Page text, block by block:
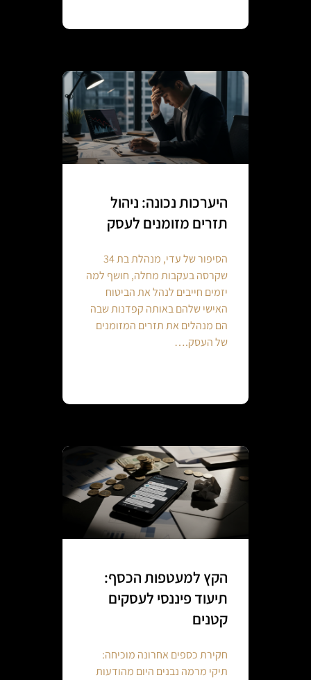
היערכות נכונה: ניהול
תזרים מזומנים לעסק
הסיפור של עדי, מנהלת בת 34
שקרסה בעקבות מחלה, חושף למה
יזמים חייבים לנהל את הביטוח
האישי שלהם באותה קפדנות שבה
הם מנהלים את תזרים המזומנים
של העסק.…
הקץ למעטפות הכסף:
תיעוד פיננסי לעסקים
קטנים
חקירת כספים אחרונה מוכיחה:
תיקי מרמה נבנים היום מהודעות